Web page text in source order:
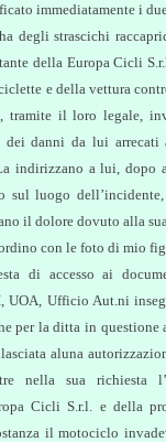
immediatamente i
degli strascichi
della Europa Cicli
e della vettura
tramite il loro legale,
dei danni da lui
indirizzano a lui,
sul luogo
il dolore dovuto alla
con le foto di mio
di accesso ai
Ufficio Aut.ni
per la ditta in
aluna
nella sua richiesta
Cicli S.r.l. e della
il motociclo